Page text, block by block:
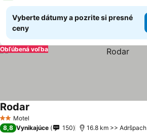
Vyberte dátumy a pozrite si presné
ceny
Obľúbená voľba
2 Počet hviezdičiek
Motel
Rodar
8,8 Vynikajúce 150 16.8 km >> Adršpach